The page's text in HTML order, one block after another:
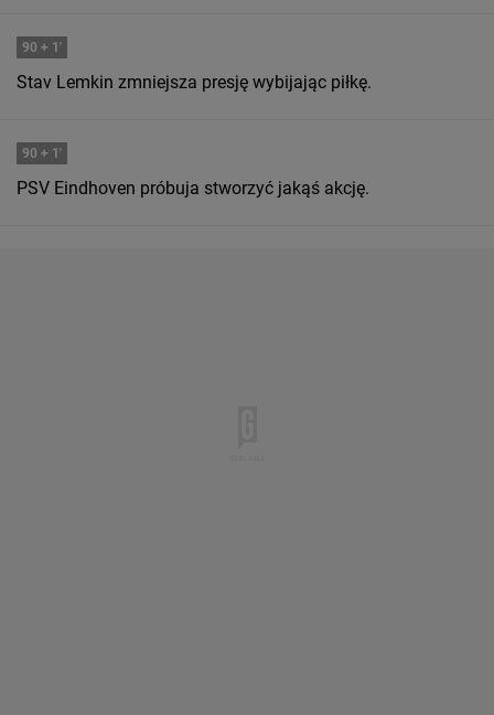
90 + 1'
Stav Lemkin zmniejsza presję wybijając piłkę.
90 + 1'
PSV Eindhoven próbuja stworzyć jakąś akcję.